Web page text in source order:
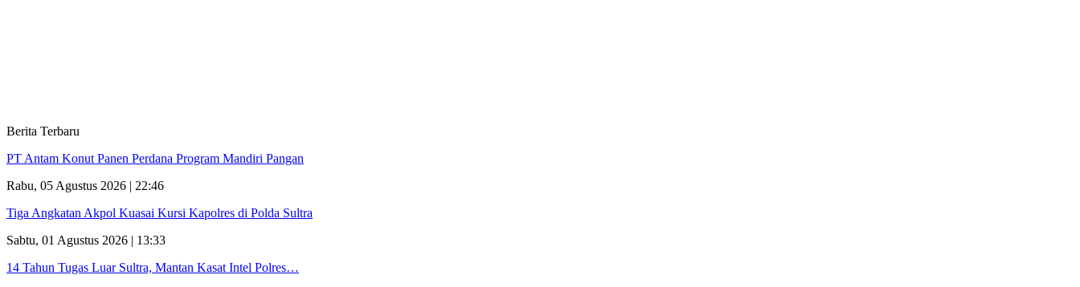
Berita Terbaru
PT Antam Konut Panen Perdana Program Mandiri Pangan
Rabu, 05 Agustus 2026 | 22:46
Tiga Angkatan Akpol Kuasai Kursi Kapolres di Polda Sultra
Sabtu, 01 Agustus 2026 | 13:33
14 Tahun Tugas Luar Sultra, Mantan Kasat Intel Polres…